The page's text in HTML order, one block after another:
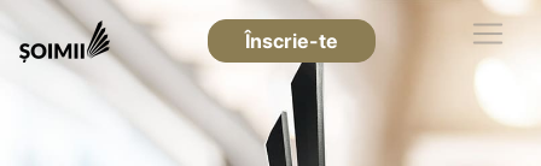
Înscrie-te